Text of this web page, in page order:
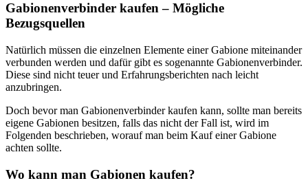
Gabionenverbinder kaufen – Mögliche
Bezugsquellen
Natürlich müssen die einzelnen Elemente einer Gabione miteinander
verbunden werden und dafür gibt es sogenannte Gabionenverbinder.
Diese sind nicht teuer und Erfahrungsberichten nach leicht
anzubringen.
Doch bevor man Gabionenverbinder kaufen kann, sollte man bereits
eigene Gabionen besitzen, falls das nicht der Fall ist, wird im
Folgenden beschrieben, worauf man beim Kauf einer Gabione
achten sollte.
Wo kann man Gabionen kaufen?